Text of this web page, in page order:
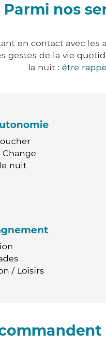
Parmi nos
en contact avec
gestes de la vie
la nuit : être
nuit
/ Loisirs